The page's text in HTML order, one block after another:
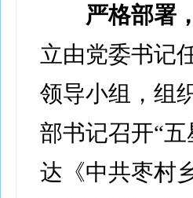
严格部署
立由党委书记
领导小组，组
部书记召开“
达《中共枣村